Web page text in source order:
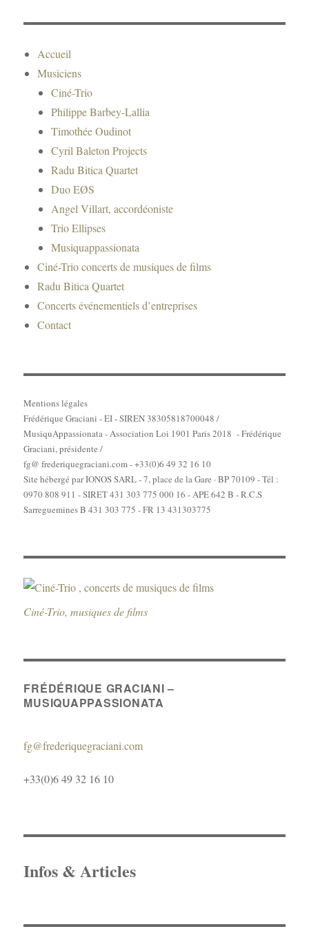
Accueil
Musiciens
Ciné-Trio
Philippe Barbey-Lallia
Timothée Oudinot
Cyril Baleton Projects
Radu Bitica Quartet
Duo EØS
Angel Villart, accordéoniste
Trio Ellipses
Musiquappassionata
Ciné-Trio concerts de musiques de films
Radu Bitica Quartet
Concerts événementiels d’entreprises
Contact
Mentions légales
Frédérique Graciani - EI - SIREN 38305818700048 /
MusiquAppassionata - Association Loi 1901 Paris 2018 - Frédérique
Graciani, présidente /
fg@ frederiquegraciani.com - +33(0)6 49 32 16 10
Site hébergé par IONOS SARL - 7, place de la Gare · BP 70109 - Tél :
0970 808 911 - SIRET 431 303 775 000 16 - APE 642 B - R.C.S
Sarreguemines B 431 303 775 - FR 13 431303775
Ciné-Trio, musiques de films
FRÉDÉRIQUE GRACIANI –
MUSIQUAPPASSIONATA
fg@frederiquegraciani.com
+33(0)6 49 32 16 10
Infos & Articles